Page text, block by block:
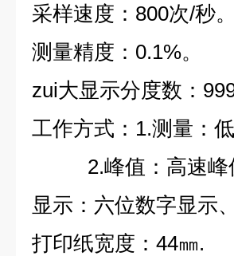
采样速度：800次/秒。
测量精度：0.1%。
zui大显示分度数：
工作方式：1.测量：
2.峰值：高速峰
显示：六位数字显示
打印纸宽度：44㎜.